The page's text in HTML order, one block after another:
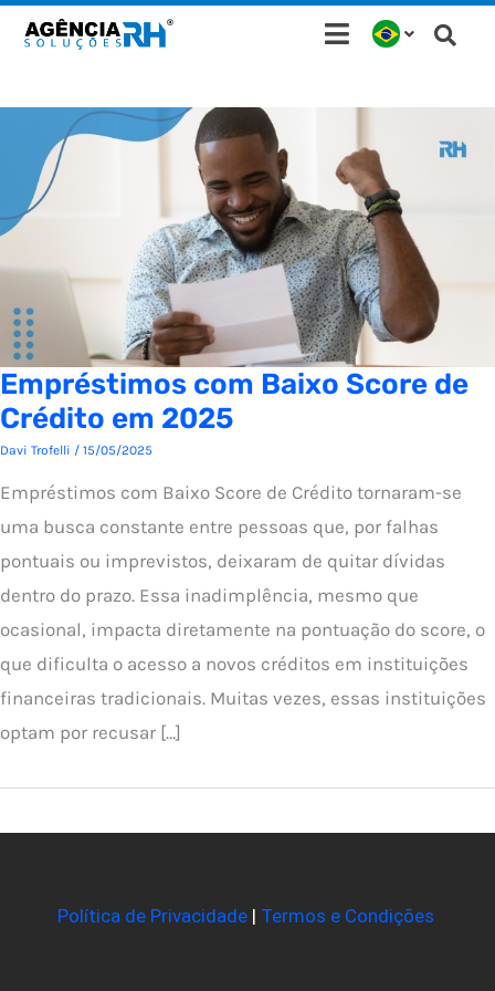
para
conteúdo
Empréstimos com Baixo Score de
Crédito em 2025
Davi Trofelli / 15/05/2025
Empréstimos com Baixo Score de Crédito tornaram-se
uma busca constante entre pessoas que, por falhas
pontuais ou imprevistos, deixaram de quitar dívidas
dentro do prazo. Essa inadimplência, mesmo que
ocasional, impacta diretamente na pontuação do score, o
que dificulta o acesso a novos créditos em instituições
financeiras tradicionais. Muitas vezes, essas instituições
optam por recusar […]
Política de Privacidade| Termos e Condições